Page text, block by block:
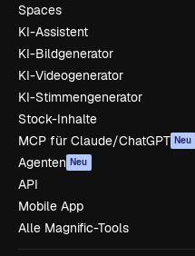
Spaces
KI-Assistent
KI-Bildgenerator
KI-Videogenerator
KI-Stimmengenerator
Stock-Inhalte
MCP für Claude/ChatGPT Neu
Agenten Neu
API
Mobile App
Alle Magnific-Tools